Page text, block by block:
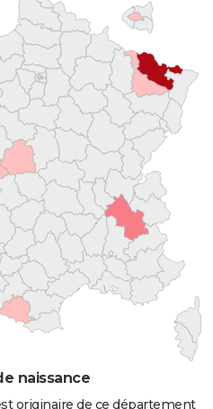
naissance
originaire de ce département